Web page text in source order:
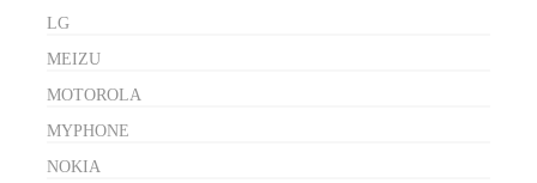
LG
MEIZU
MOTOROLA
MYPHONE
NOKIA